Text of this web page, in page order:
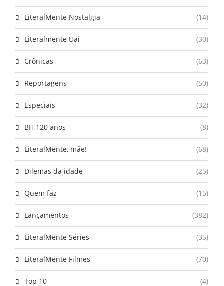
LiteralMente Nostalgia (14)
Literalmente Uai (30)
Crônicas (63)
Reportagens (50)
Especiais (32)
BH 120 anos (8)
LiteralMente, mãe! (68)
Dilemas da idade (25)
Quem faz (15)
Lançamentos (382)
LiteralMente Séries (35)
LiteralMente Filmes (70)
Top 10 (4)